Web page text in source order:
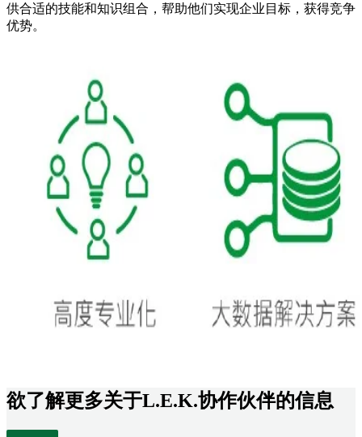
供合适的技能和知识组合，帮助他们实现企业目标，获得竞争
优势。
欲了解更多关于L.E.K.协作伙伴的信息